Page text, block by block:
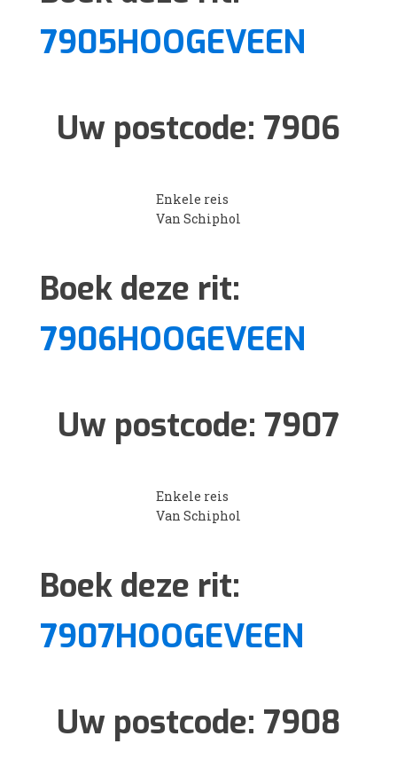
7905HOOGEVEEN
Uw postcode: 7906
Enkele reis
Van Schiphol
Boek deze rit:
7906HOOGEVEEN
Uw postcode: 7907
Enkele reis
Van Schiphol
Boek deze rit:
7907HOOGEVEEN
Uw postcode: 7908